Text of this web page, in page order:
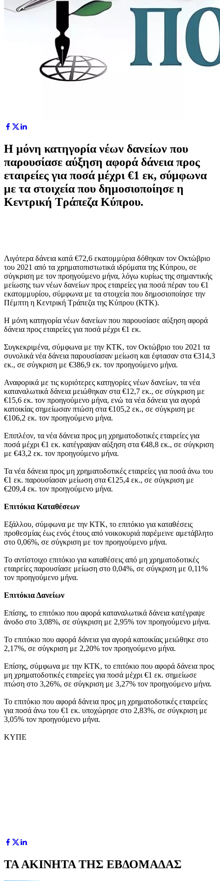
Η μόνη κατηγορία νέων δανείων που
παρουσίασε αύξηση αφορά δάνεια προς
εταιρείες για ποσά μέχρι €1 εκ, σύμφωνα
με τα στοιχεία που δημοσιοποίησε η
Κεντρική Τράπεζα Κύπρου.
Λιγότερα δάνεια κατά €72,6 εκατομμύρια δόθηκαν τον Οκτώβριο
του 2021 από τα χρηματοπιστωτικά ιδρύματα της Κύπρου, σε
σύγκριση με τον προηγούμενο μήνα, λόγω κυρίως της σημαντικής
μείωσης των νέων δανείων προς εταιρείες για ποσά πέραν του €1
εκατομμυρίου, σύμφωνα με τα στοιχεία που δημοσιοποίησε την
Πέμπτη η Κεντρική Τράπεζα της Κύπρου (ΚΤΚ).
Η μόνη κατηγορία νέων δανείων που παρουσίασε αύξηση αφορά
δάνεια προς εταιρείες για ποσά μέχρι €1 εκ.
Συγκεκριμένα, σύμφωνα με την ΚΤΚ, τον Οκτώβριο του 2021 τα
συνολικά νέα δάνεια παρουσίασαν μείωση και έφτασαν στα €314,3
εκ., σε σύγκριση με €386,9 εκ. τον προηγούμενο μήνα.
Αναφορικά με τις κυριότερες κατηγορίες νέων δανείων, τα νέα
καταναλωτικά δάνεια μειώθηκαν στα €12,7 εκ., σε σύγκριση με
€15,6 εκ. τον προηγούμενο μήνα, ενώ τα νέα δάνεια για αγορά
κατοικίας σημείωσαν πτώση στα €105,2 εκ., σε σύγκριση με
€106,2 εκ. τον προηγούμενο μήνα.
Επιπλέον, τα νέα δάνεια προς μη χρηματοδοτικές εταιρείες για
ποσά μέχρι €1 εκ. κατέγραψαν αύξηση στα €48,8 εκ., σε σύγκριση
με €43,2 εκ. τον προηγούμενο μήνα.
Τα νέα δάνεια προς μη χρηματοδοτικές εταιρείες για ποσά άνω του
€1 εκ. παρουσίασαν μείωση στα €125,4 εκ., σε σύγκριση με
€209,4 εκ. τον προηγούμενο μήνα.
Επιτόκια Καταθέσεων
Εξάλλου, σύμφωνα με την ΚΤΚ, το επιτόκιο για καταθέσεις
προθεσμίας έως ενός έτους από νοικοκυριά παρέμεινε αμετάβλητο
στο 0,06%, σε σύγκριση με τον προηγούμενο μήνα.
Το αντίστοιχο επιτόκιο για καταθέσεις από μη χρηματοδοτικές
εταιρείες παρουσίασε μείωση στο 0,04%, σε σύγκριση με 0,11%
τον προηγούμενο μήνα.
Επιτόκια Δανείων
Επίσης, το επιτόκιο που αφορά καταναλωτικά δάνεια κατέγραψε
άνοδο στο 3,08%, σε σύγκριση με 2,95% τον προηγούμενο μήνα.
Το επιτόκιο που αφορά δάνεια για αγορά κατοικίας μειώθηκε στο
2,17%, σε σύγκριση με 2,20% τον προηγούμενο μήνα.
Επίσης, σύμφωνα με την ΚΤΚ, το επιτόκιο που αφορά δάνεια προς
μη χρηματοδοτικές εταιρείες για ποσά μέχρι €1 εκ. σημείωσε
πτώση στο 3,26%, σε σύγκριση με 3,27% τον προηγούμενο μήνα.
Το επιτόκιο που αφορά δάνεια προς μη χρηματοδοτικές εταιρείες
για ποσά άνω του €1 εκ. υποχώρησε στο 2,83%, σε σύγκριση με
3,05% τον προηγούμενο μήνα.
ΚΥΠΕ
ΤΑ ΑΚΙΝΗΤΑ ΤΗΣ ΕΒΔΟΜΑΔΑΣ